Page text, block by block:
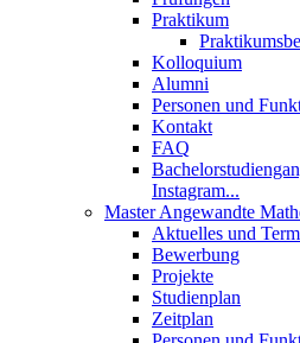
Praktikum
Kolloquium
Alumni
Personen und
Kontakt
FAQ
Instagram...
Master Angewandte
Aktuelles und
Bewerbung
Projekte
Studienplan
Zeitplan